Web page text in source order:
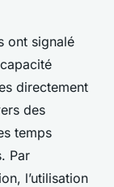
ont signalé
directement
des
temps
Par
l’utilisation